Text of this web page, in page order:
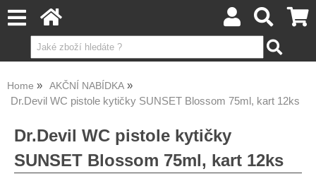
Home AKČNÍ NABÍDKA
Dr.Devil WC pistole kytičky SUNSET Blossom 75ml, kart 12ks
Dr.Devil WC pistole kytičky
SUNSET Blossom 75ml, kart 12ks